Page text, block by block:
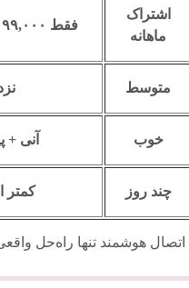
اشتراک
ماهانه
فقط ۹۹,۰۰۰ تومان (مادام‌العمر)
متوسط
خوب آنی +
چند روز کمتر از ۲۴
هوشمند تنها راه‌حل